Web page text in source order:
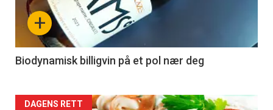
nå
4
+
Biodynamisk billigvin på et pol nær deg
DAGENS RETT